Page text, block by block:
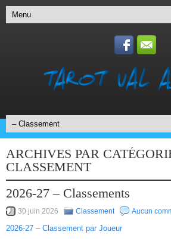
ARCHIVES PAR
CLASSEMENT
2026-27 – Classements
30 juin 2026 Classement Aucun
2026-27 – Classement par Joueur